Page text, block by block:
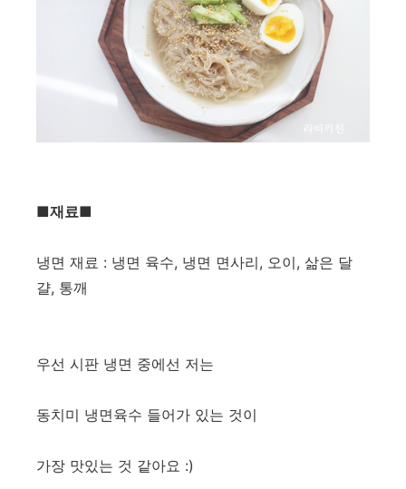
■재료■
냉면 재료 : 냉면 육수, 냉면 면사리, 오이, 삶은 달
걀, 통깨
우선 시판 냉면 중에선 저는
동치미 냉면육수 들어가 있는 것이
가장 맛있는 것 같아요 :)